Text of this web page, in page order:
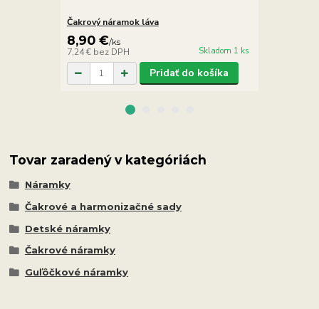
Čakrový náramok láva
8,90 €/ks
7,24 € bez DPH Skladom 1 ks
Pridať do košíka
Tovar zaradený v kategóriách
Náramky
Čakrové a harmonizačné sady
Detské náramky
Čakrové náramky
Guľôčkové náramky